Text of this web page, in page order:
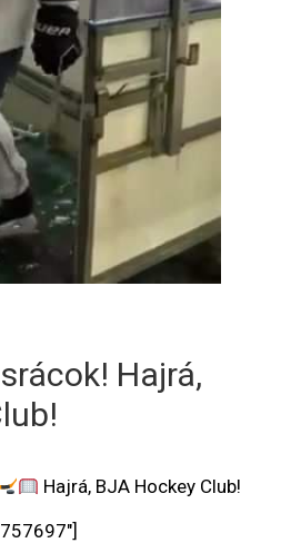
Hajrá,
Hajrá, BJA Hockey Club!